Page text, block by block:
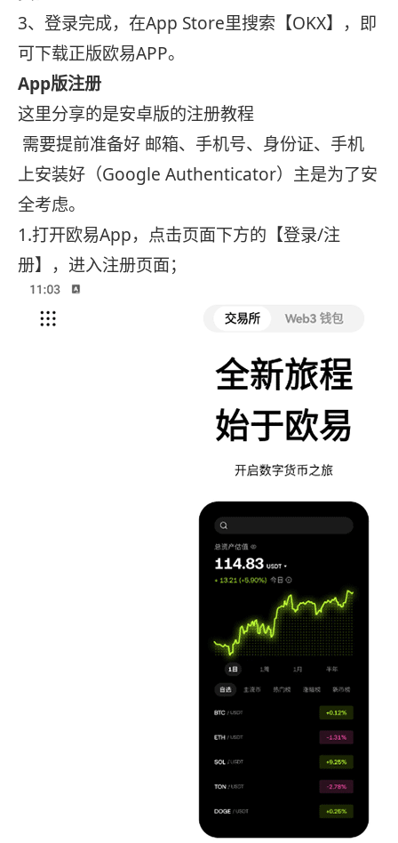
3、登录完成，在App Store里搜索【OKX】，即
可下载正版欧易APP。
App版注册
这里分享的是安卓版的注册教程
需要提前准备好 邮箱、手机号、身份证、手机
上安装好（Google Authenticator）主是为了安
全考虑。
1.打开欧易App，点击页面下方的【登录/注
册】，进入注册页面；